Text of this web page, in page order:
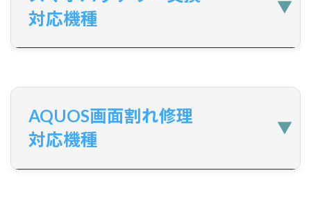
対応機種
AQUOS画面割れ修理
対応機種